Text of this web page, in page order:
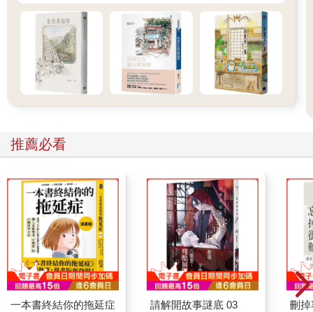
入「某事」當中，重新看看那個曾這樣以為的自己。
然後你就會發覺，居安思危其實就是要設想事情惡化的任何可
能。不要嘲笑美軍那麼認真去練習怎樣打喪屍，打外星人，這對
我們來說是花邊新聞，但對他們而言，我們才是搞不清楚狀況。
他們的軍隊明白， 自己就是要面對任何無法理解的突發情況，而
這些情況很可能都是前所未有的。人家就是準備充足，去應變任
何的可能性。
麼」，但無論你列舉多少個理由，去證明對岸打來的機率有多
低，那也只是低，不會是零，這樣的事情還是有可能會發生。到
時我們準備好了嗎？
所以， 蔣公銅像會吃人這種故事荒謬嗎？很荒謬。
但如果荒謬就是現實呢？
請你想想，今天發生的事情，有多少在十年前，是被視為荒謬
的。
推薦必看
一本書終結你的拖延症
請解開故事謎底 03 刪